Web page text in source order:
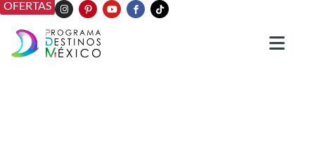
OFERTAS